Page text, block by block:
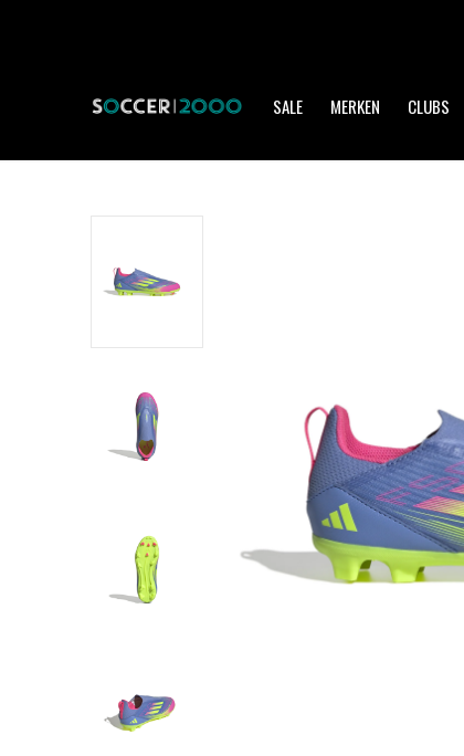
SALE MERKEN CLUBS